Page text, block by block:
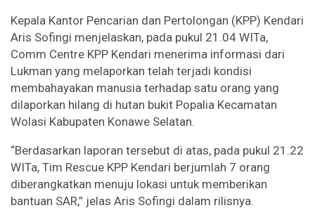
Kepala Kantor Pencarian dan Pertolongan (KPP) Kendari
Aris Sofingi menjelaskan, pada pukul 21.04 WITa,
Comm Centre KPP Kendari menerima informasi dari
Lukman yang melaporkan telah terjadi kondisi
membahayakan manusia terhadap satu orang yang
dilaporkan hilang di hutan bukit Popalia Kecamatan
Wolasi Kabupaten Konawe Selatan.
“Berdasarkan laporan tersebut di atas, pada pukul 21.22
WITa, Tim Rescue KPP Kendari berjumlah 7 orang
diberangkatkan menuju lokasi untuk memberikan
bantuan SAR,” jelas Aris Sofingi dalam rilisnya.